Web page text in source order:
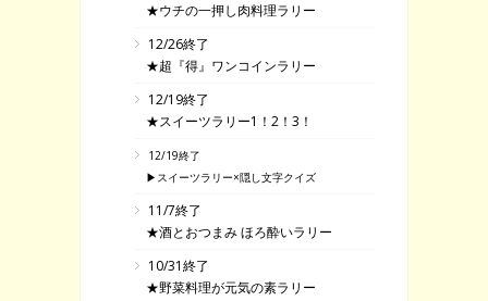
★ウチの一押し肉料理ラリー
12/26終了
★超『得』ワンコインラリー
12/19終了
★スイーツラリー1！2！3！
12/19終了
▶スイーツラリー×隠し文字クイズ
11/7終了
★酒とおつまみ ほろ酔いラリー
10/31終了
★野菜料理が元気の素ラリー